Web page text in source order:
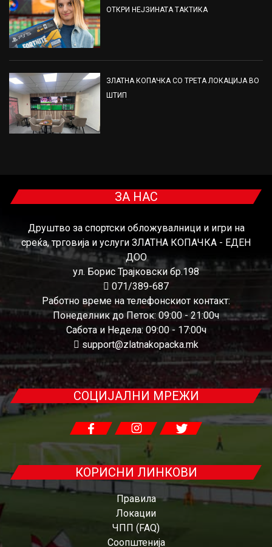
ОТКРИ НЕЈЗИНАТА ТАКТИКА
ЗЛАТНА КОПАЧКА СО ТРЕТА ЛОКАЦИЈА ВО
ШТИП
ЗА НАС
Друштво за спортски обложувалници и игри на
среќа, трговија и услуги ЗЛАТНА КОПАЧКА - ЕДЕН
ДОО
ул. Борис Трајковски бр.198
071/389-687
Работно време на телефонскиот контакт:
Понеделник до Петок: 09:00 - 21:00ч
Сабота и Недела: 09:00 - 17:00ч
support@zlatnakopacka.mk
СОЦИЈАЛНИ МРЕЖИ
КОРИСНИ ЛИНКОВИ
Правила
Локации
ЧПП (FAQ)
Соопштенија